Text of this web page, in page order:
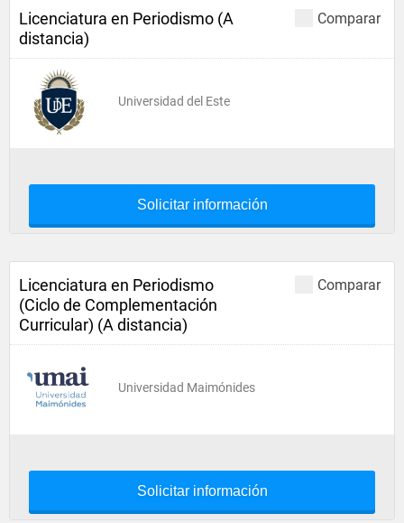
Comparar
Licenciatura en Periodismo (A
distancia)
Universidad del Este
Solicitar información
Comparar
Licenciatura en Periodismo
(Ciclo de Complementación
Curricular) (A distancia)
Universidad Maimónides
Solicitar información